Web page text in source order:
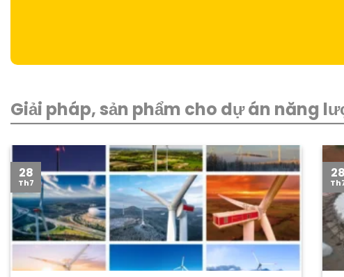
Giải pháp, sản phẩm cho dự án năng
28
Th7
28